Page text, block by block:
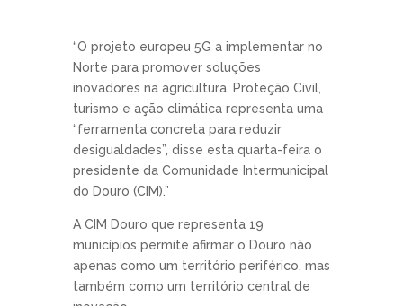
“O projeto europeu 5G a implementar no
Norte para promover soluções
inovadores na agricultura, Proteção Civil,
turismo e ação climática representa uma
“ferramenta concreta para reduzir
desigualdades”, disse esta quarta-feira o
presidente da Comunidade Intermunicipal
do Douro (CIM).”
A CIM Douro que representa 19
municípios permite afirmar o Douro não
apenas como um território periférico, mas
também como um território central de